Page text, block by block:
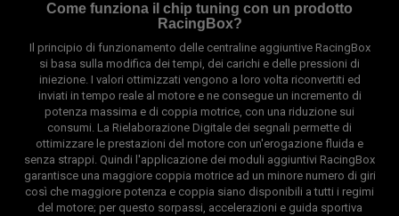
Come funziona il chip tuning con un prodotto
RacingBox?
Il principio di funzionamento delle centraline aggiuntive RacingBox
si basa sulla modifica dei tempi, dei carichi e delle pressioni di
iniezione. I valori ottimizzati vengono a loro volta riconvertiti ed
inviati in tempo reale al motore e ne consegue un incremento di
potenza massima e di coppia motrice, con una riduzione sui
consumi. La Rielaborazione Digitale dei segnali permette di
ottimizzare le prestazioni del motore con un'erogazione fluida e
senza strappi. Quindi l'applicazione dei moduli aggiuntivi RacingBox
garantisce una maggiore coppia motrice ad un minore numero di giri
così che maggiore potenza e coppia siano disponibili a tutti i regimi
del motore; per questo sorpassi, accelerazioni e guida sportiva